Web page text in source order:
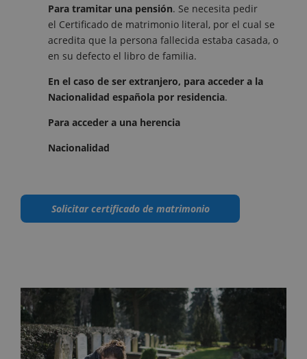
Para tramitar una pensión. Se necesita pedir
el Certificado de matrimonio literal, por el cual se
acredita que la persona fallecida estaba casada, o
en su defecto el libro de familia.
En el caso de ser extranjero, para acceder a la
Nacionalidad española por residencia.
Para acceder a una herencia
Nacionalidad
Solicitar certificado de matrimonio